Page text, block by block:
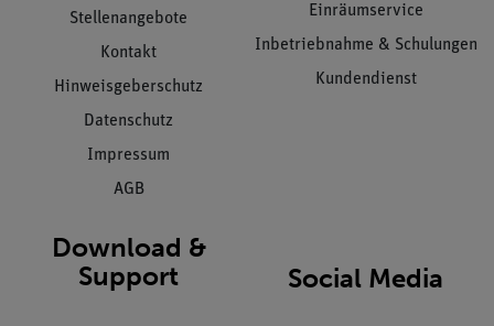
Stellenangebote
Kontakt
Hinweisgeberschutz
Datenschutz
Impressum
AGB
Einräumservice
Inbetriebnahme & Schulungen
Kundendienst
Download &
Support
Social Media